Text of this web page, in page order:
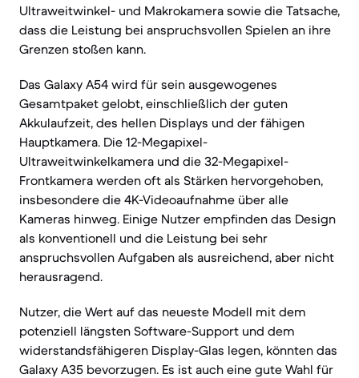
Ultraweitwinkel- und Makrokamera sowie die Tatsache,
dass die Leistung bei anspruchsvollen Spielen an ihre
Grenzen stoßen kann.
Das Galaxy A54 wird für sein ausgewogenes
Gesamtpaket gelobt, einschließlich der guten
Akkulaufzeit, des hellen Displays und der fähigen
Hauptkamera. Die 12-Megapixel-
Ultraweitwinkelkamera und die 32-Megapixel-
Frontkamera werden oft als Stärken hervorgehoben,
insbesondere die 4K-Videoaufnahme über alle
Kameras hinweg. Einige Nutzer empfinden das Design
als konventionell und die Leistung bei sehr
anspruchsvollen Aufgaben als ausreichend, aber nicht
herausragend.
Nutzer, die Wert auf das neueste Modell mit dem
potenziell längsten Software-Support und dem
widerstandsfähigeren Display-Glas legen, könnten das
Galaxy A35 bevorzugen. Es ist auch eine gute Wahl für